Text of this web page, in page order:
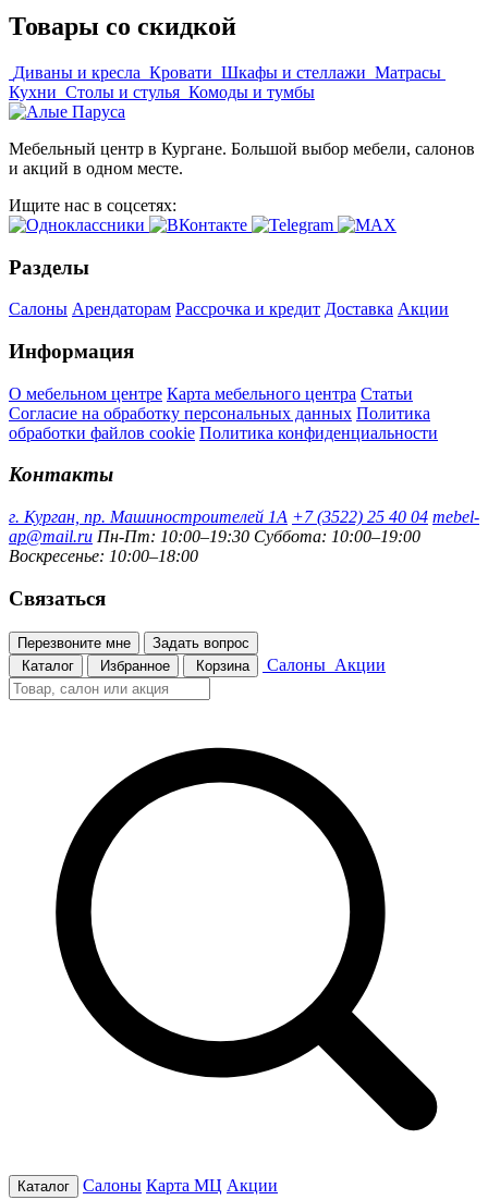
Товары со скидкой
Диваны и кресла Кровати Шкафы и стеллажи Матрасы
Кухни Столы и стулья Комоды и тумбы
Мебельный центр в Кургане. Большой выбор мебели, салонов
и акций в одном месте.
Ищите нас в соцсетях:
Разделы
Салоны Арендаторам Рассрочка и кредит Доставка Акции
Информация
О мебельном центре Карта мебельного центра Статьи
Согласие на обработку персональных данных Политика
обработки файлов cookie Политика конфиденциальности
Контакты
г. Курган, пр. Машиностроителей 1А +7 (3522) 25 40 04 mebel-
ap@mail.ru Пн-Пт: 10:00–19:30 Суббота: 10:00–19:00
Воскресенье: 10:00–18:00
Связаться
Перезвоните мне
Задать вопрос
Каталог
Избранное Корзина Салоны Акции
Каталог Салоны Карта МЦ Акции